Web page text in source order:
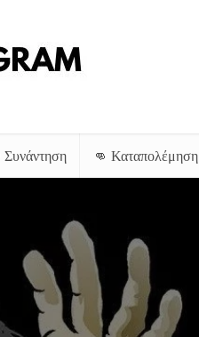
👊 Καταπολέμηση